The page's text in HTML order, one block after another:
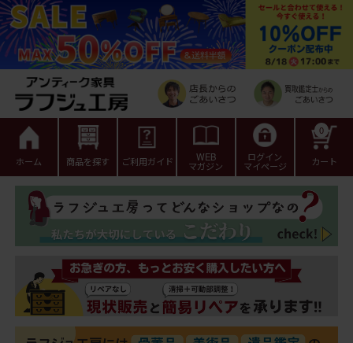
ホーム 商品を探す ご利用ガイド WEB
マガジン
ログイン
マイページ カート
0